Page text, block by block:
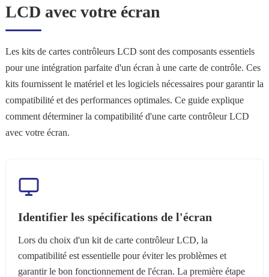
LCD avec votre écran
Les kits de cartes contrôleurs LCD sont des composants essentiels
pour une intégration parfaite d'un écran à une carte de contrôle. Ces
kits fournissent le matériel et les logiciels nécessaires pour garantir la
compatibilité et des performances optimales. Ce guide explique
comment déterminer la compatibilité d'une carte contrôleur LCD
avec votre écran.
Identifier les spécifications de l'écran
Lors du choix d'un kit de carte contrôleur LCD, la
compatibilité est essentielle pour éviter les problèmes et
garantir le bon fonctionnement de l'écran. La première étape